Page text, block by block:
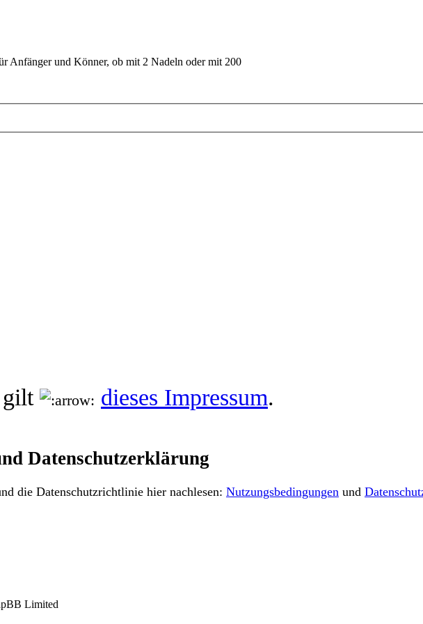
Anfänger und Könner, ob mit 2 Nadeln oder mit 200
gilt dieses Impressum.
Datenschutzerklärung
die Datenschutzrichtlinie hier nachlesen: Nutzungsbedingungen und
Limited